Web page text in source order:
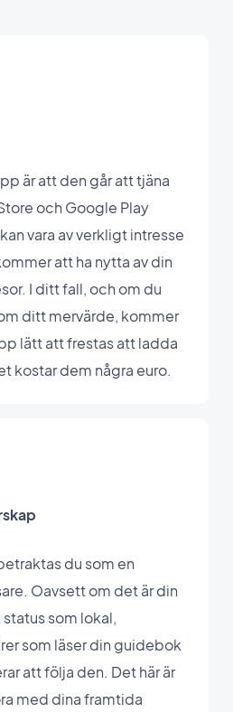
är att den går att tjäna
och Google Play
vara av verkligt intresse
att ha nytta av din
I ditt fall, och om du
ditt mervärde, kommer
lätt att frestas att ladda
kostar dem några euro.
du som en
Oavsett om det är din
som lokal,
som läser din guidebok
att följa den. Det här är
med dina framtida